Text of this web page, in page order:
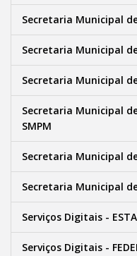
Secretaria Municipal
Secretaria Municipal
Secretaria Municipal
Secretaria Municipal
SMPM
Secretaria Municipal
Secretaria Municipal
Serviços Digitais -
Serviços Digitais -